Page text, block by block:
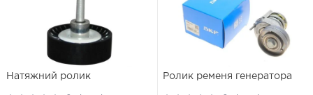
Натяжний ролик Ролик ременя генератора